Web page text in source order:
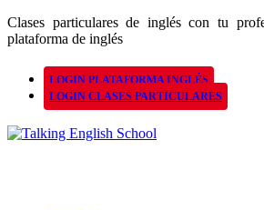
Clases particulares de inglés con tu
plataforma de inglés
LOGIN PLATAFORMA INGLÉS
LOGIN CLASES PARTICULARES